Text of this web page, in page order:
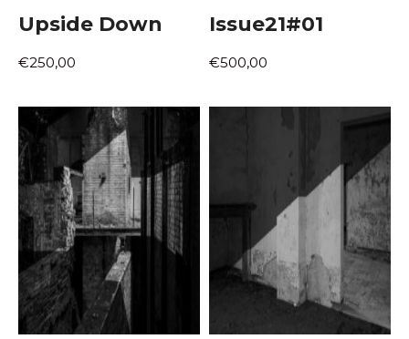
Upside Down
€250,00
Issue21#01
€500,00